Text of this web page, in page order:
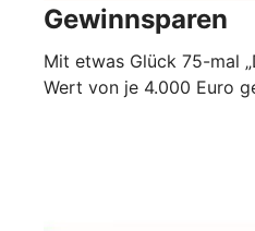
Gewinnsparen
Mit etwas Glück 75-mal
Wert von je 4.000 Euro